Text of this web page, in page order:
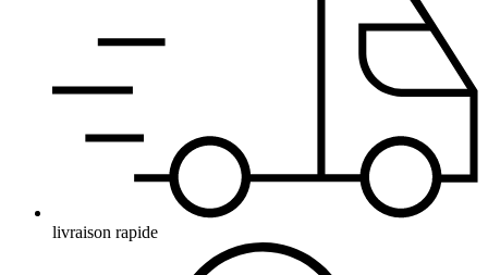
livraison rapide